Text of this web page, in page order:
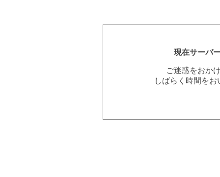
現在サーバ
ご迷惑をおか
しばらく時間を